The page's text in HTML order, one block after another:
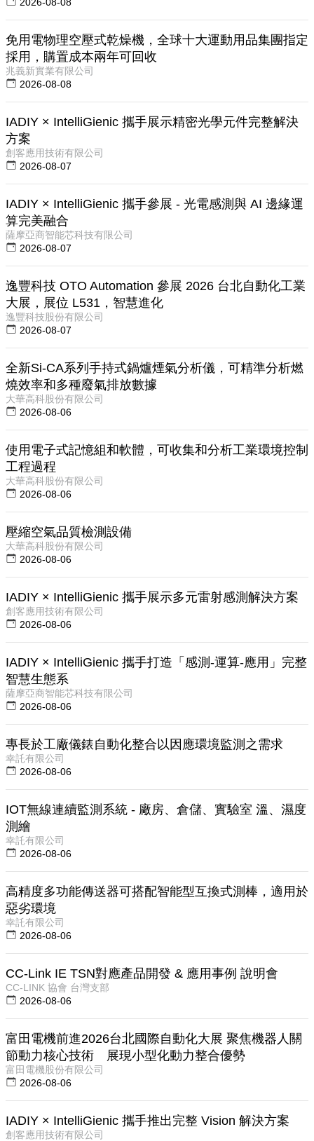
免用電物理空壓式乾燥機，全球十大運動用品集團指定
採用，購置成本兩年可回收
兆義新實業有限公司
2026-08-08
IADIY × IntelliGienic 攜手展示精密光學元件完整解決
方案
創客應用技術有限公司
2026-08-07
IADIY × IntelliGienic 攜手參展 - 光電感測與 AI 邊緣運
算完美融合
薩摩亞商智能芯科技有限公司
2026-08-07
逸豐科技 OTO Automation 參展 2026 台北自動化工業
大展，展位 L531，智慧進化
逸豐科技股份有限公司
2026-08-07
全新Si-CA系列手持式鍋爐煙氣分析儀，可精準分析燃
燒效率和多種廢氣排放數據
大華高科股份有限公司
2026-08-06
使用電子式記憶組和軟體，可收集和分析工業環境控制
工程過程
大華高科股份有限公司
2026-08-06
壓縮空氣品質檢測設備
大華高科股份有限公司
2026-08-06
IADIY × IntelliGienic 攜手展示多元雷射感測解決方案
創客應用技術有限公司
2026-08-06
IADIY × IntelliGienic 攜手打造「感測-運算-應用」完整
智慧生態系
薩摩亞商智能芯科技有限公司
2026-08-06
專長於工廠儀錶自動化整合以因應環境監測之需求
幸託有限公司
2026-08-06
IOT無線連續監測系統 - 廠房、倉儲、實驗室 溫、濕度
測繪
幸託有限公司
2026-08-06
高精度多功能傳送器可搭配智能型互換式測棒，適用於
惡劣環境
幸託有限公司
2026-08-06
CC-Link IE TSN對應產品開發 & 應用事例 說明會
CC-LINK 協會 台灣支部
2026-08-06
富田電機前進2026台北國際自動化大展 聚焦機器人關
節動力核心技術 展現小型化動力整合優勢
富田電機股份有限公司
2026-08-06
IADIY × IntelliGienic 攜手推出完整 Vision 解決方案
創客應用技術有限公司